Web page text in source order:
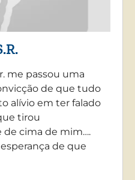
me passou uma
de que tudo
alívio em ter falado
tirou
cima de mim….
de que